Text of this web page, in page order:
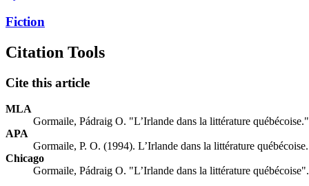
Fiction
Citation Tools
Cite this article
MLA
Gormaile, Pádraig O. "L’Irlande dans la littérature québécoise."
APA
Gormaile, P. O. (1994). L’Irlande dans la littérature québécoise.
Chicago
Gormaile, Pádraig O. "L’Irlande dans la littérature québécoise".